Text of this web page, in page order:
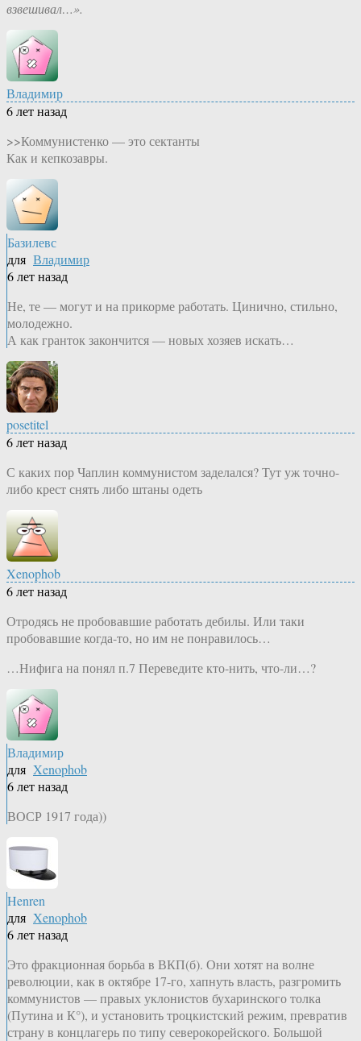
взвешивал…».
Владимир
6 лет назад
>>Коммунистенко — это сектанты
Как и кепкозавры.
Базилевс
для Владимир
6 лет назад
Не, те — могут и на прикорме работать. Цинично, стильно,
молодежно.
А как гранток закончится — новых хозяев искать…
posetitel
6 лет назад
С каких пор Чаплин коммунистом заделался? Тут уж точно-
либо крест снять либо штаны одеть
Xenophob
6 лет назад
Отродясь не пробовавшие работать дебилы. Или таки
пробовавшие когда-то, но им не понравилось…
…Нифига на понял п.7 Переведите кто-нить, что-ли…?
Владимир
для Xenophob
6 лет назад
ВОСР 1917 года))
Henren
для Xenophob
6 лет назад
Это фракционная борьба в ВКП(б). Они хотят на волне
революции, как в октябре 17-го, хапнуть власть, разгромить
коммунистов — правых уклонистов бухаринского толка
(Путина и К°), и установить троцкистский режим, превратив
страну в концлагерь по типу северокорейского. Большой